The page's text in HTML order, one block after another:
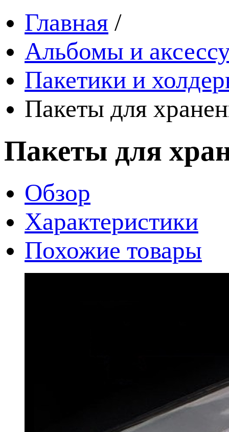
Главная /
Альбомы и
Пакетики и
Пакеты для
Пакеты для
Обзор
Характеристики
Похожие товары